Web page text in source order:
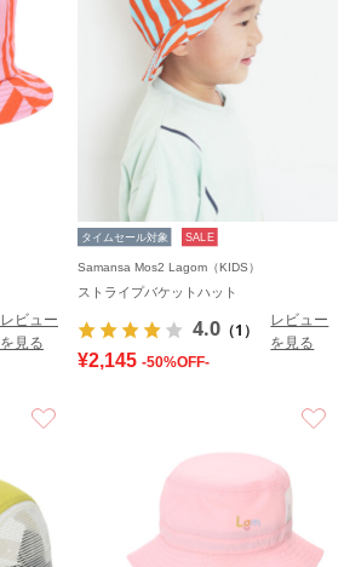
レビュー
を見る
タイムセール対象 SALE
Samansa Mos2 Lagom（KIDS）
ストライプバケットハット
4.0 （1）
レビュー
を見る
¥2,145 -50%OFF-